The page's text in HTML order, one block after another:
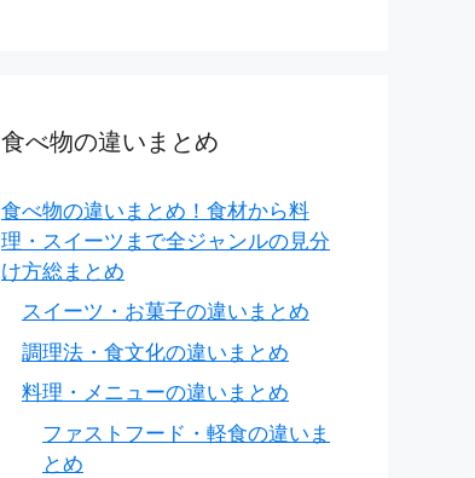
食べ物の違いまとめ
食べ物の違いまとめ！食材から料
理・スイーツまで全ジャンルの見分
け方総まとめ
スイーツ・お菓子の違いまとめ
調理法・食文化の違いまとめ
料理・メニューの違いまとめ
ファストフード・軽食の違いま
とめ